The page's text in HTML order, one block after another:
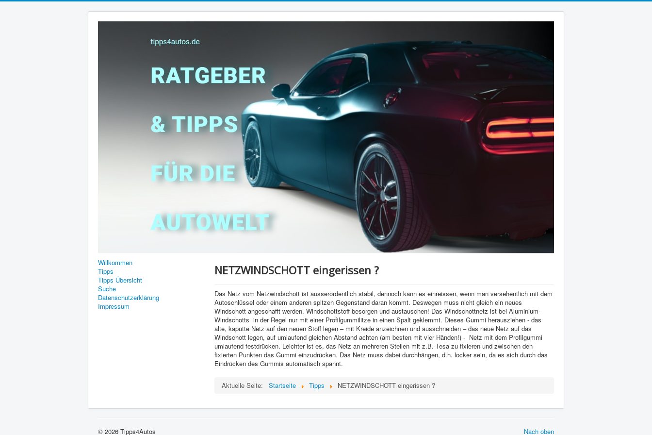
Willkommen
Tipps
Tipps Übersicht
Suche
Datenschutzerklärung
Impressum
NETZWINDSCHOTT eingerissen ?
Das Netz vom Netzwindschott ist ausserordentlich stabil, dennoch kann es einreissen, wenn man versehentlich mit dem
Autoschlüssel oder einem anderen spitzen Gegenstand daran kommt. Deswegen muss nicht gleich ein neues
Windschott angeschafft werden. Windschottstoff besorgen und austauschen! Das Windschottnetz ist bei Aluminium-
Windschotts in der Regel nur mit einer Profilgummilitze in einen Spalt geklemmt. Dieses Gummi herausziehen - das
alte, kaputte Netz auf den neuen Stoff legen – mit Kreide anzeichnen und ausschneiden – das neue Netz auf das
Windschott legen, auf umlaufend gleichen Abstand achten (am besten mit vier Händen!) - Netz mit dem Profilgummi
umlaufend festdrücken. Leichter ist es, das Netz an mehreren Stellen mit z.B. Tesa zu fixieren und zwischen den
fixierten Punkten das Gummi einzudrücken. Das Netz muss dabei durchhängen, d.h. locker sein, da es sich durch das
Eindrücken des Gummis automatisch spannt.
Aktuelle Seite: Startseite Tipps NETZWINDSCHOTT eingerissen ?
Nach oben
© 2026 Tipps4Autos